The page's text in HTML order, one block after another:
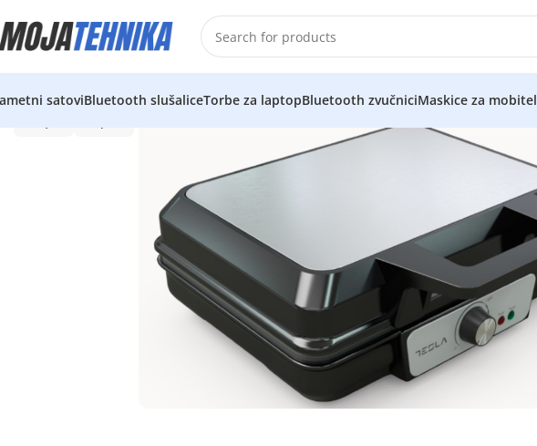
satoviBluetooth slušaliceTorbe za laptopBluetooth zvučniciMaskice za mobitel